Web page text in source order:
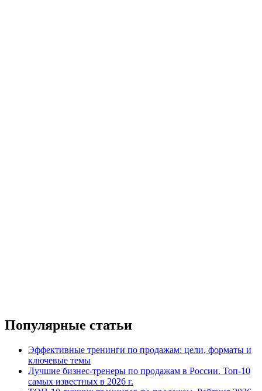
Популярные статьи
Эффективные тренинги по продажам: цели, форматы и
ключевые темы
Лучшие бизнес-тренеры по продажам в России. Топ-10
самых известных в 2026 г.